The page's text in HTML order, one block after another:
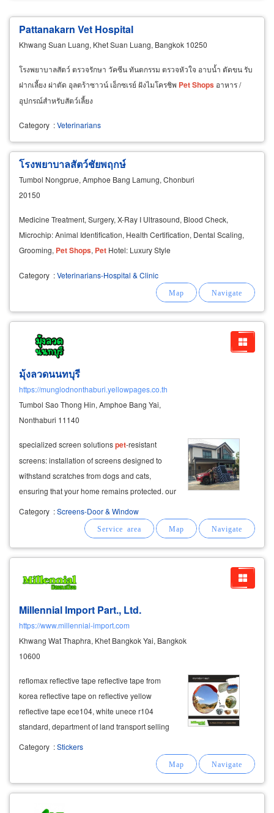
Pattanakarn Vet Hospital
Khwang Suan Luang, Khet Suan Luang, Bangkok 10250
โรงพยาบาลสัตว์ ตรวจรักษา วัคซีน ทันตกรรม ตรวจหัวใจ อาบน้ำ ตัดขน รับ
ฝากเลี้ยง ผ่าตัด อุลตร้าซาวน์ เอ็กซเรย์ ฝังไมโครชิพ PetShops อาหาร /
อุปกรณ์สำหรับสัตว์เลี้ยง
Category :Veterinarians
โรงพยาบาลสัตว์ชัยพฤกษ์
Tumbol Nongprue, Amphoe Bang Lamung, Chonburi
20150
Medicine Treatment, Surgery, X-Ray I Ultrasound, Blood Check,
Microchip: Animal Identification, Health Certification, Dental Scaling,
Grooming, PetShops, Pet Hotel: Luxury Style
Category :Veterinarians-Hospital & Clinic
มุ้งลวดนนทบุรี
https://munglodnonthaburi.yellowpages.co.th
Tumbol Sao Thong Hin, Amphoe Bang Yai,
Nonthaburi 11140
specialized screen solutionspet-resistant
screens: installation of screens designed to
withstand scratches from dogs and cats,
ensuring that your home remains protected. our
provide peace of mind forpetowners.
Category :Screens-Door & Window
Millennial Import Part., Ltd.
https://www.millennial-import.com
Khwang Wat Thaphra, Khet Bangkok Yai, Bangkok
10600
reflomax reflective tape reflective tape from
korea reflective tape on reflective yellow
reflective tape ece104, white unece r104
standard, department of land transport selling
stain holder
Category :Stickers